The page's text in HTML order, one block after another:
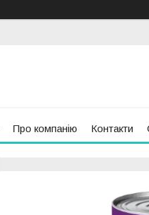
Про компанію Контакти